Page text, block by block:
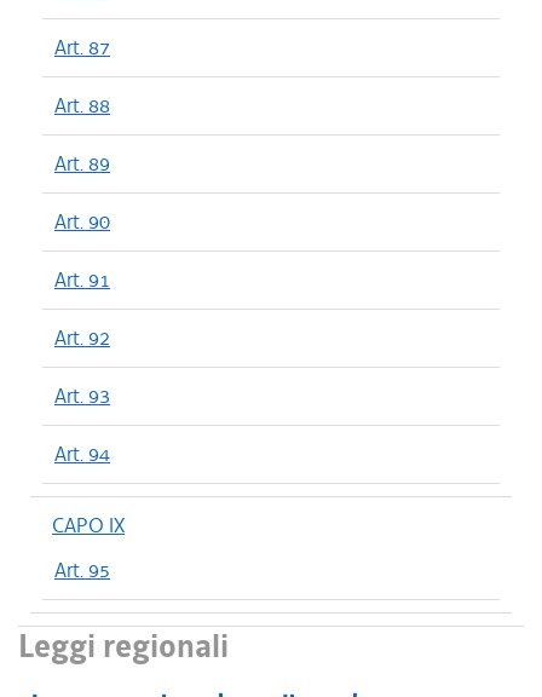
Art. 87
Art. 88
Art. 89
Art. 90
Art. 91
Art. 92
Art. 93
Art. 94
CAPO IX
Art. 95
Leggi regionali